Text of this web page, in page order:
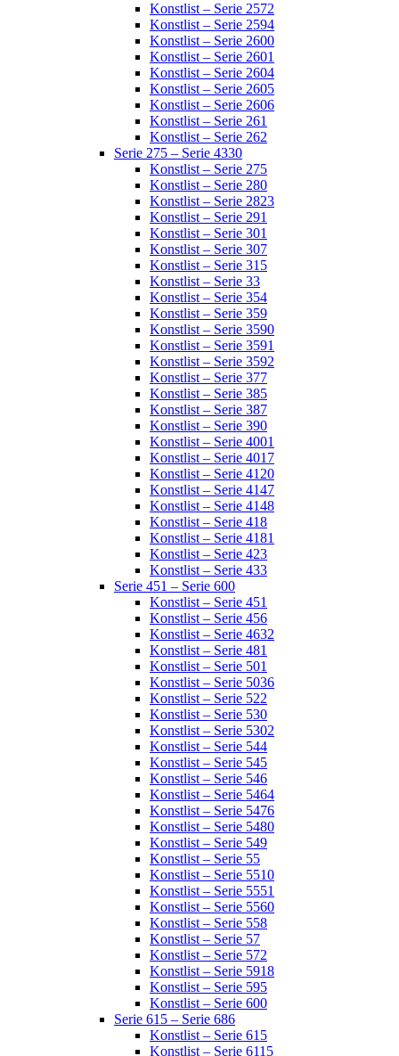
Konstlist – Serie 2572
Konstlist – Serie 2594
Konstlist – Serie 2600
Konstlist – Serie 2601
Konstlist – Serie 2604
Konstlist – Serie 2605
Konstlist – Serie 2606
Konstlist – Serie 261
Konstlist – Serie 262
Serie 275 – Serie 4330
Konstlist – Serie 275
Konstlist – Serie 280
Konstlist – Serie 2823
Konstlist – Serie 291
Konstlist – Serie 301
Konstlist – Serie 307
Konstlist – Serie 315
Konstlist – Serie 33
Konstlist – Serie 354
Konstlist – Serie 359
Konstlist – Serie 3590
Konstlist – Serie 3591
Konstlist – Serie 3592
Konstlist – Serie 377
Konstlist – Serie 385
Konstlist – Serie 387
Konstlist – Serie 390
Konstlist – Serie 4001
Konstlist – Serie 4017
Konstlist – Serie 4120
Konstlist – Serie 4147
Konstlist – Serie 4148
Konstlist – Serie 418
Konstlist – Serie 4181
Konstlist – Serie 423
Konstlist – Serie 433
Serie 451 – Serie 600
Konstlist – Serie 451
Konstlist – Serie 456
Konstlist – Serie 4632
Konstlist – Serie 481
Konstlist – Serie 501
Konstlist – Serie 5036
Konstlist – Serie 522
Konstlist – Serie 530
Konstlist – Serie 5302
Konstlist – Serie 544
Konstlist – Serie 545
Konstlist – Serie 546
Konstlist – Serie 5464
Konstlist – Serie 5476
Konstlist – Serie 5480
Konstlist – Serie 549
Konstlist – Serie 55
Konstlist – Serie 5510
Konstlist – Serie 5551
Konstlist – Serie 5560
Konstlist – Serie 558
Konstlist – Serie 57
Konstlist – Serie 572
Konstlist – Serie 5918
Konstlist – Serie 595
Konstlist – Serie 600
Serie 615 – Serie 686
Konstlist – Serie 615
Konstlist – Serie 6115